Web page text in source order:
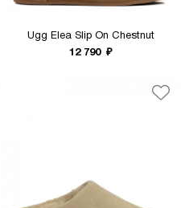
Ugg Elea Slip On Chestnut
12 790 ₽